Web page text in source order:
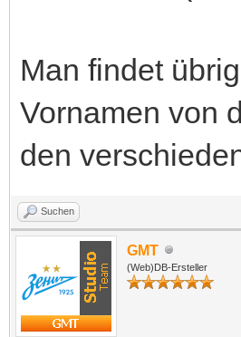
Man findet
Vornamen von
den
Suchen
GMT
(Web)DB-Ersteller